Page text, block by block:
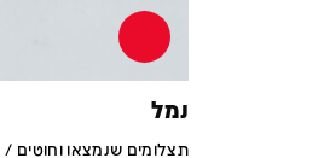
נמל
תצלומים שנמצאו וחוטים / 25x36x3 ס''מ